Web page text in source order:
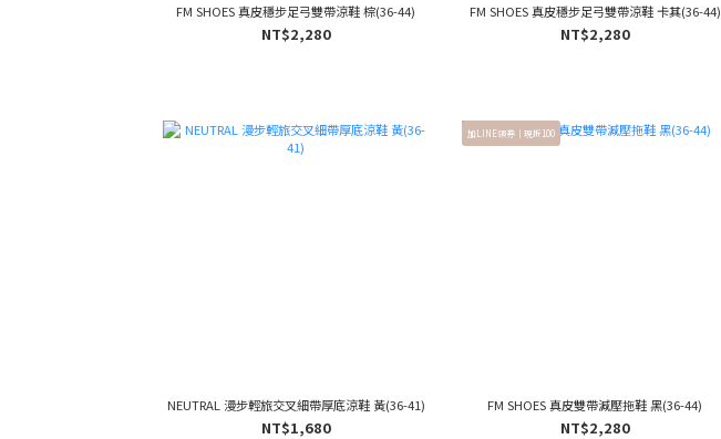
FM SHOES 真皮穩步足弓雙帶涼鞋 棕(36-44)
NT$2,280
FM SHOES 真皮穩步足弓雙帶涼鞋 卡其(36-44)
NT$2,280
NEUTRAL 漫步輕旅交叉細帶厚底涼鞋 黃(36-41)
NT$1,680
加LINE領券｜現折100
FM SHOES 真皮雙帶減壓拖鞋 黑(36-44)
NT$2,280